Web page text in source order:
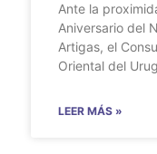
Ante la
Aniversario del
Artigas, el
Oriental del
LEER MÁS »